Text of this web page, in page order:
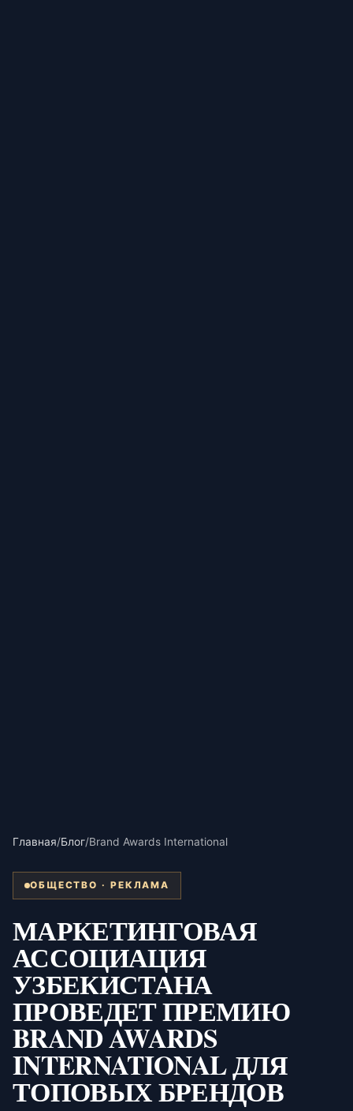
Главная/Блог/Brand Awards International
ОБЩЕСТВО · РЕКЛАМА
МАРКЕТИНГОВАЯ
АССОЦИАЦИЯ
УЗБЕКИСТАНА
ПРОВЕДЕТ ПРЕМИЮ
BRAND AWARDS
INTERNATIONAL ДЛЯ
ТОПОВЫХ БРЕНДОВ